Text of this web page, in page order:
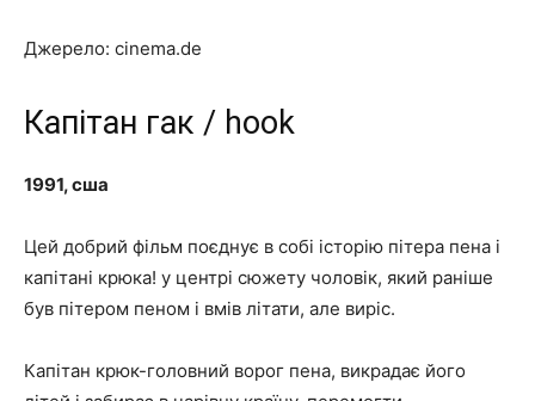
Джерело: cinema.de
Капітан гак / hook
1991, сша
Цей добрий фільм поєднує в собі історію пітера пена і
капітані крюка! у центрі сюжету чоловік, який раніше
був пітером пеном і вмів літати, але виріс.
Капітан крюк-головний ворог пена, викрадає його